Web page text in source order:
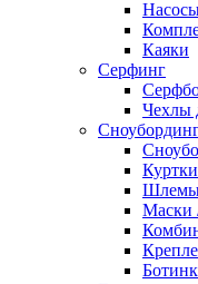
Каяки
Серфинг
Чехлы
Шлемы
Маски